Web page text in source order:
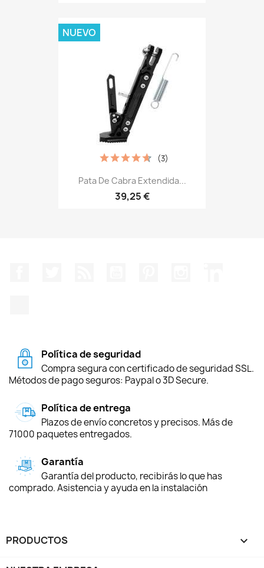
Pata De Cabra Extendida...
39,25 €
(3)
NUEVO
Política de seguridad
Compra segura con certificado de seguridad SSL.
Métodos de pago seguros: Paypal o 3D Secure.
Política de entrega
Plazos de envío concretos y precisos. Más de
71000 paquetes entregados.
Garantía
Garantía del producto, recibirás lo que has
comprado. Asistencia y ayuda en la instalación
PRODUCTOS 